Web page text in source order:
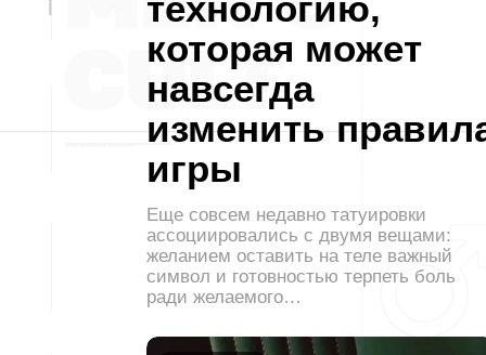
которая может
навсегда
изменить
игры
Еще совсем недавно татуировки
ассоциировались с двумя вещами:
желанием оставить на теле важный
символ и готовностью терпеть боль
ради желаемого…